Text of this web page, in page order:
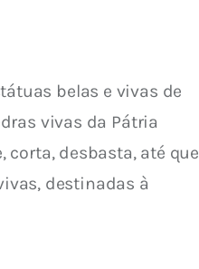
belas e vivas de
vivas da Pátria
corta, desbasta, até que
destinadas à